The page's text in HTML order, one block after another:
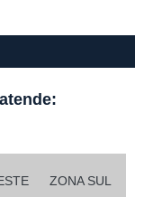
ZONA SUL